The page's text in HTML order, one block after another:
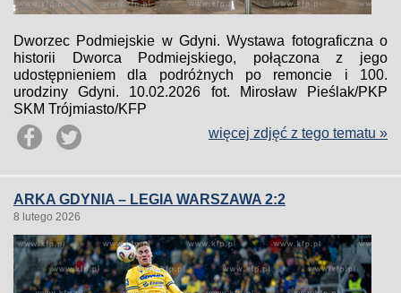
Dworzec Podmiejskie w Gdyni. Wystawa fotograficzna o
historii Dworca Podmiejskiego, połączona z jego
udostępnieniem dla podróżnych po remoncie i 100.
urodziny Gdyni. 10.02.2026 fot. Mirosław Pieślak/PKP
SKM Trójmiasto/KFP
więcej zdjęć z tego tematu »
ARKA GDYNIA – LEGIA WARSZAWA 2:2
8 lutego 2026